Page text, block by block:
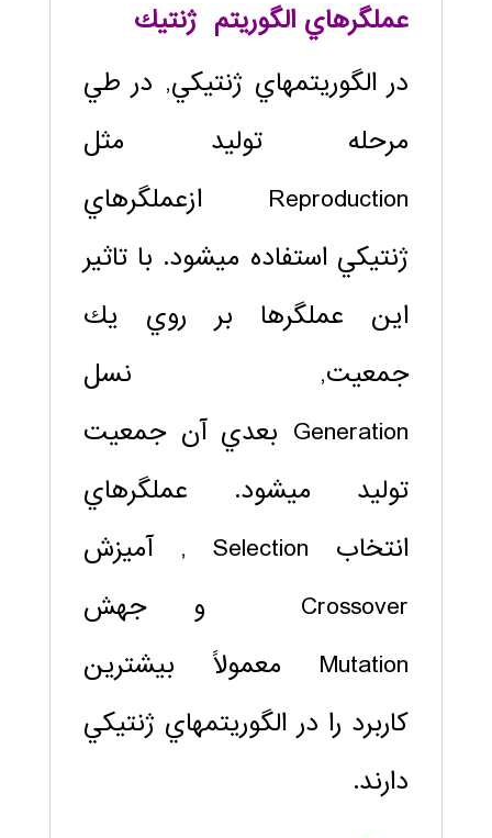
عملگرهاي الگوریتم ژنتيك
در الگوريتم‏هاي ژنتيكي, در طي
مرحله توليد مثل
Reproduction ازعملگرهاي
ژنتيكي استفاده مي‏شود. با تاثير
اين عملگرها بر روي يك
جمعيت, نسل
Generation بعدي آن جمعيت
توليد مي‏شود. عملگرهاي
انتخاب Selection , آميزش
Crossover و جهش
Mutation معمولاً بيشترين
كاربرد را در الگوريتم‏هاي ژنتيكي
دارند.